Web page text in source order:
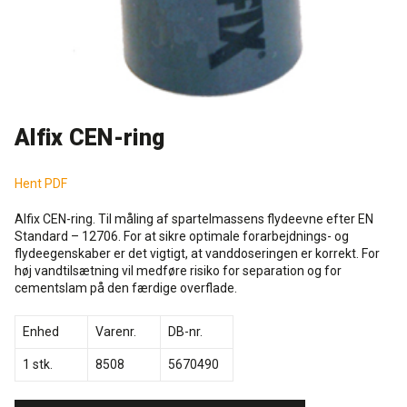
Rense- og plejemidler
Facadepuds og maling
Trinlydsdæmpning
Downloads
Kontakt
Pro Club
Alfix CEN-ring
Hent PDF
Alfix CEN-ring. Til måling af spartelmassens flydeevne efter EN
Standard – 12706. For at sikre optimale forarbejdnings- og
flydeegenskaber er det vigtigt, at vanddoseringen er korrekt. For
høj vandtilsætning vil medføre risiko for separation og for
cementslam på den færdige overflade.
Enhed Varenr. DB-nr.
1 stk. 8508 5670490